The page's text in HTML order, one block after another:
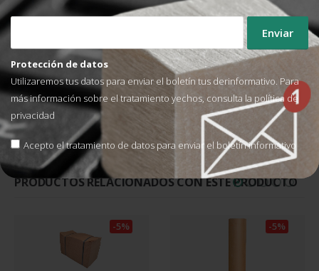
Protección de datos
Utilizaremos tus datos para enviar el boletín tus derinformativo. Para
más información sobre el tratamiento yechos, consulta la política de
privacidad
Acepto el tratamiento de datos para enviar el boletín informativo
que requieren una solución sostenible y eficiente.
Empresas comprometidas con el medio ambiente
que buscan reducir su impacto ecológico sin perder
calidad en el embalaje.
CARACTERÍSTICAS TÉCNICAS
VALORACIONES (0)
PRODUCTOS RELACIONADOS CON ESTE PRODUCTO
-5% -5%